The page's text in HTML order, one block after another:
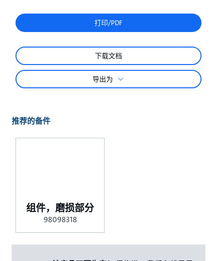
打印/PDF
下载文档
导出为
推荐的备件
组件，磨损部分
98098318